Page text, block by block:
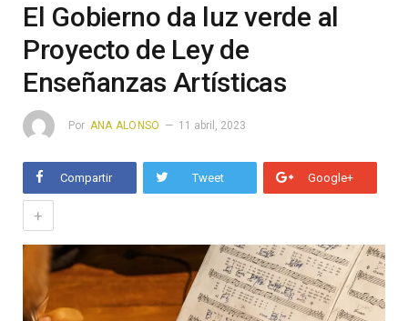
El Gobierno da luz verde al
Proyecto de Ley de
Enseñanzas Artísticas
Por ANA ALONSO 11 abril, 2023
Compartir Tweet Google+
+